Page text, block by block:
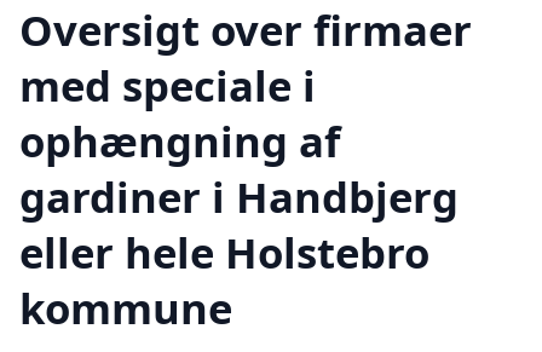
Oversigt over firmaer
med speciale i
ophængning af
gardiner i Handbjerg
eller hele Holstebro
kommune